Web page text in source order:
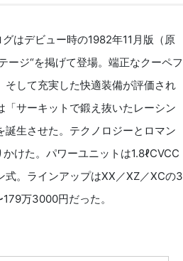
はデビュー時の1982年11月版（原
ジ“を掲げて登場。端正なクーペフ
して充実した快適装備が評価され
サーキットで鍛え抜いたレーシン
生させた。テクノロジーとロマン
けた。パワーユニットは1.8ℓCVCC
。ラインアップはXX／XZ／XCの3
万3000円だった。